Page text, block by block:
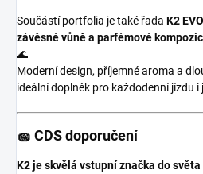
Součástí portfolia je také řada K2
závěsné vůně a parfémové
🌊
Moderní design, příjemné aroma a
ideální doplněk pro každodenní jízdu
🧽 CDS doporučení
K2 je skvělá vstupní značka do